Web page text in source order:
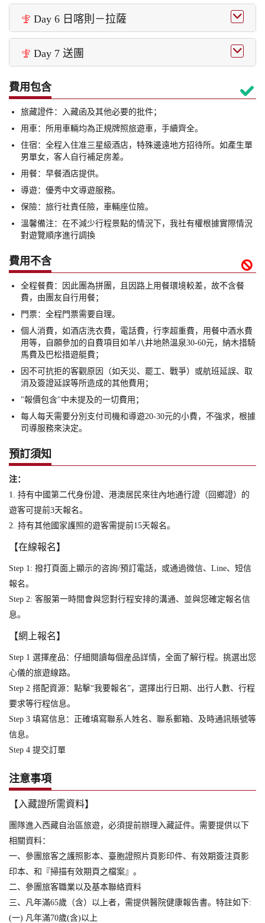
 Day 6 日喀則－拉薩 
 Day 7 送團 
費用包含 
旅藏證件：入藏函及其他必要的批件；
用車：所用車輛均為正規牌照旅遊車，手續齊全。
住宿：全程入住准三星級酒店，特殊邊遠地方招待所。如產生單
男單女，客人自行補足房差。
用餐：早餐酒店提供。
導遊：優秀中文導遊服務。
保險：旅行社責任險，車輛座位險。
溫馨備注：在不減少行程景點的情況下，我社有權根據實際情況
對遊覽順序進行調換
費用不含 
全程餐費：因此團為拼團，且因路上用餐環境較差，故不含餐
費，由團友自行用餐；
門票：全程門票需要自理。
個人消費，如酒店洗衣費，電話費，行李超重費，用餐中酒水費
用等，自願參加的自費項目如羊八井地熱溫泉30-60元，納木措騎
馬費及巴松措遊艇費；
因不可抗拒的客觀原因（如天災、罷工、戰爭）或航班延誤、取
消及簽證延誤等所造成的其他費用；
"報價包含"中未提及的一切費用；
每人每天需要分別支付司機和導遊20-30元的小費，不強求，根據
司導服務來決定。
預訂須知
注：
1. 持有中國第二代身份證、港澳居民來往內地通行證（回鄉證）的
遊客可提前3天報名。
2. 持有其他國家護照的遊客需提前15天報名。
【在線報名】
Step 1: 撥打頁面上顯示的咨詢/預訂電話，或通過微信、Line、短信
報名。
Step 2: 客服第一時間會與您對行程安排的溝通、並與您確定報名信
息。
【網上報名】
Step 1 選擇産品：仔細閱讀每個産品詳情，全面了解行程。挑選出您
心儀的旅遊線路。
Step 2 搭配資源：點擊“我要報名”，選擇出行日期、出行人數、行程
要求等行程信息。
Step 3 填寫信息：正確填寫聯系人姓名、聯系郵箱、及時通訊賬號等
信息。
Step 4 提交訂單
注意事項
【入藏證所需資料】
團隊進入西藏自治區旅遊，必須提前辦理入藏証件。需要提供以下
相關資料：
一、參團旅客之護照影本、臺胞證照片頁影印件、有效期簽注頁影
印本、和『掃描有效期頁之檔案』。
二、參團旅客職業以及基本聯絡資料
三、凡年滿65歲（含）以上者，需提供醫院健康報告書。特註如下:
(一) 凡年滿70歲(含)以上